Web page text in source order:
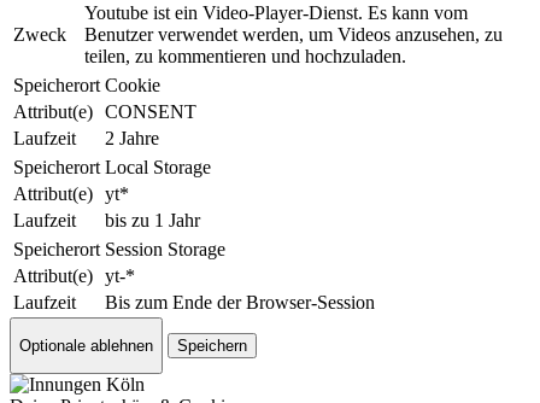
Zweck
Youtube ist ein Video-Player-Dienst. Es kann vom
Benutzer verwendet werden, um Videos anzusehen, zu
teilen, zu kommentieren und hoch­zu­la­den.
Speicherort Cookie
Attribut(e) CONSENT
Laufzeit
2 Jahre
Speicherort Local Storage
Attribut(e) yt*
Laufzeit
bis zu 1 Jahr
Speicherort Session Storage
Attribut(e) yt-*
Laufzeit
Bis zum Ende der Browser-Session
Optionale ablehnen Speichern